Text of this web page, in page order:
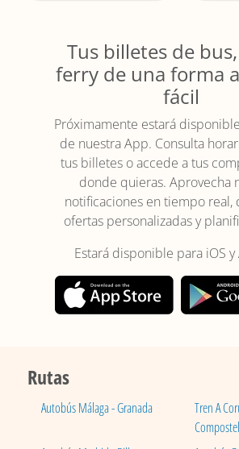
Tus billetes de
ferry de una forma
fácil
Próximamente estará
de nuestra App. Consulta
tus billetes o accede a tus
donde quieras. Aprovecha
notificaciones en tiempo real,
ofertas personalizadas y
Estará disponible para iOS
Rutas
Autobús Málaga - Granada
Tren A